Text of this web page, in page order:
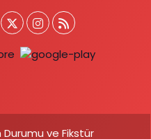
Durumu ve Fikstür